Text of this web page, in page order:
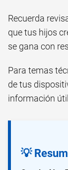
Recuerda
que tus hijos
se gana con
Para temas
de tus
información
💡